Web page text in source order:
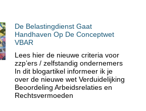
De Belastingdienst Gaat
Handhaven Op De Conceptwet
VBAR
Lees hier de nieuwe criteria voor
zzp’ers / zelfstandig ondernemers
In dit blogartikel informeer ik je
over de nieuwe wet Verduidelijking
Beoordeling Arbeidsrelaties en
Rechtsvermoeden